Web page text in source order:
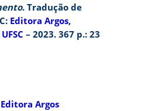
. Tradução de
Editora Argos,
– 2023. 367 p.: 23
Editora Argos